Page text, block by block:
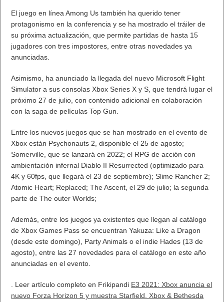
El juego en línea Among Us también ha querido tener
protagonismo en la conferencia y se ha mostrado el tráiler de
su próxima actualización, que permite partidas de hasta 15
jugadores con tres impostores, entre otras novedades ya
anunciadas.
Asimismo, ha anunciado la llegada del nuevo Microsoft Flight
Simulator a sus consolas Xbox Series X y S, que tendrá lugar el
próximo 27 de julio, con contenido adicional en colaboración
con la saga de películas Top Gun.
Entre los nuevos juegos que se han mostrado en el evento de
Xbox están Psychonauts 2, disponible el 25 de agosto;
Somerville, que se lanzará en 2022; el RPG de acción con
ambientación infernal Diablo II Resurrected (optimizado para
4K y 60fps, que llegará el 23 de septiembre); Slime Rancher 2;
Atomic Heart; Replaced; The Ascent, el 29 de julio; la segunda
parte de The outer Worlds;
Además, entre los juegos ya existentes que llegan al catálogo
de Xbox Games Pass se encuentran Yakuza: Like a Dragon
(desde este domingo), Party Animals o el indie Hades (13 de
agosto), entre las 27 novedades para el catálogo en este año
anunciadas en el evento.
. Leer artículo completo en Frikipandi E3 2021: Xbox anuncia el
nuevo Forza Horizon 5 y muestra Starfield. Xbox & Bethesda